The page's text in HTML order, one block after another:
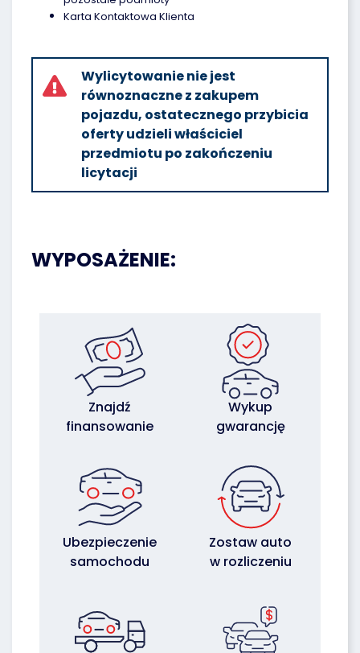
Karta Kontaktowa Klienta
Wylicytowanie nie jest
równoznaczne z zakupem
pojazdu, ostatecznego przybicia
oferty udzieli właściciel
przedmiotu po zakończeniu
licytacji
WYPOSAŻENIE:
Znajdź
finansowanie
Wykup
gwarancję
Ubezpieczenie
samochodu
Zostaw auto
w rozliczeniu